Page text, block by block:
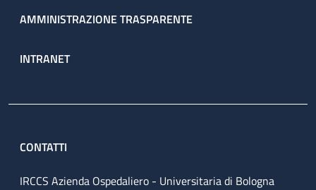
AMMINISTRAZIONE TRASPARENTE
INTRANET
CONTATTI
IRCCS Azienda Ospedaliero - Universitaria di Bologna